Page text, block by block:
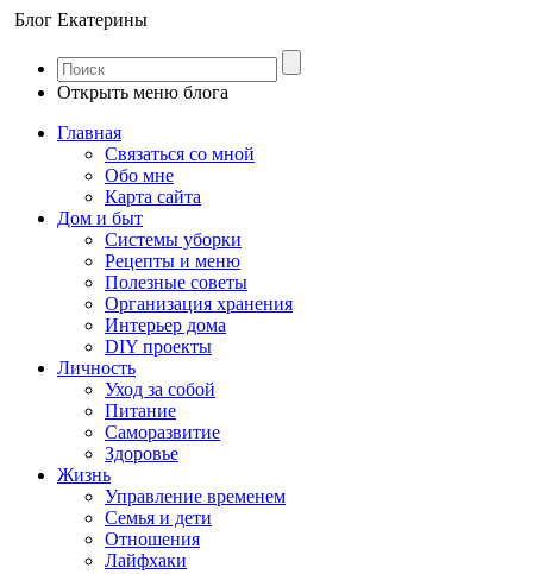
Блог Екатерины
Открыть меню блога
Главная
Связаться со мной
Обо мне
Карта сайта
Дом и быт
Системы уборки
Рецепты и меню
Полезные советы
Организация хранения
Интерьер дома
DIY проекты
Личность
Уход за собой
Питание
Саморазвитие
Здоровье
Жизнь
Управление временем
Семья и дети
Отношения
Лайфхаки